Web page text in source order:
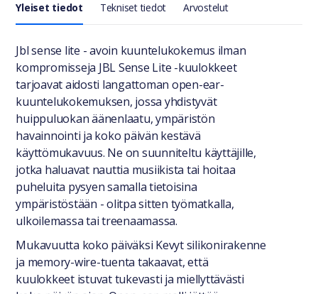
Yleiset tiedot Tekniset tiedot Arvostelut
Yleiset tiedot
Jbl sense lite - avoin kuuntelukokemus ilman
kompromisseja JBL Sense Lite -kuulokkeet
tarjoavat aidosti langattoman open-ear-
kuuntelukokemuksen, jossa yhdistyvät
huippuluokan äänenlaatu, ympäristön
havainnointi ja koko päivän kestävä
käyttömukavuus. Ne on suunniteltu käyttäjille,
jotka haluavat nauttia musiikista tai hoitaa
puheluita pysyen samalla tietoisina
ympäristöstään - olitpa sitten työmatkalla,
ulkoilemassa tai treenaamassa.
Mukavuutta koko päiväksi Kevyt silikonirakenne
ja memory-wire-tuenta takaavat, että
kuulokkeet istuvat tukevasti ja miellyttävästi